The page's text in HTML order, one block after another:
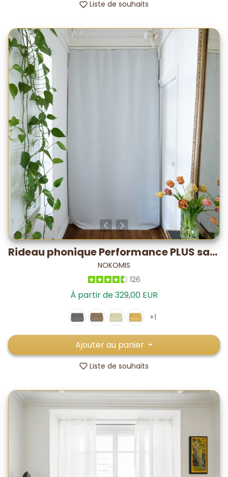
Liste de souhaits
Rideau phonique Performance PLUS satin – testé labo -28,2 dB*
NOKOMIS
126
À partir de 329,00 EUR
+1
Ajouter au panier
Liste de souhaits